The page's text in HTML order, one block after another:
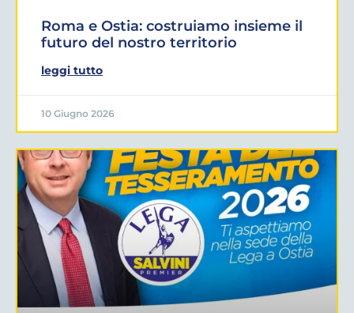
Roma e Ostia: costruiamo insieme il
futuro del nostro territorio
leggi tutto
10 Giugno 2026